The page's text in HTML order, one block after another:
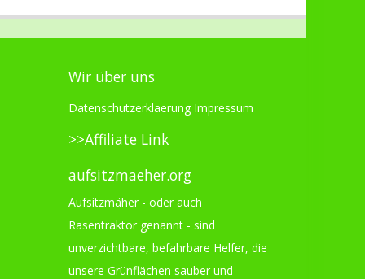
Wir über uns
Datenschutzerklaerung Impressum
>>Affiliate Link
aufsitzmaeher.org
Aufsitzmäher - oder auch
Rasentraktor genannt - sind
unverzichtbare, befahrbare Helfer, die
unsere Grünflächen sauber und